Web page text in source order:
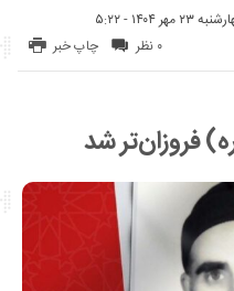
۱۴۰۴ - ۵:۲۲
چاپ خبر ۰ نظر
فروزان‌تر شد